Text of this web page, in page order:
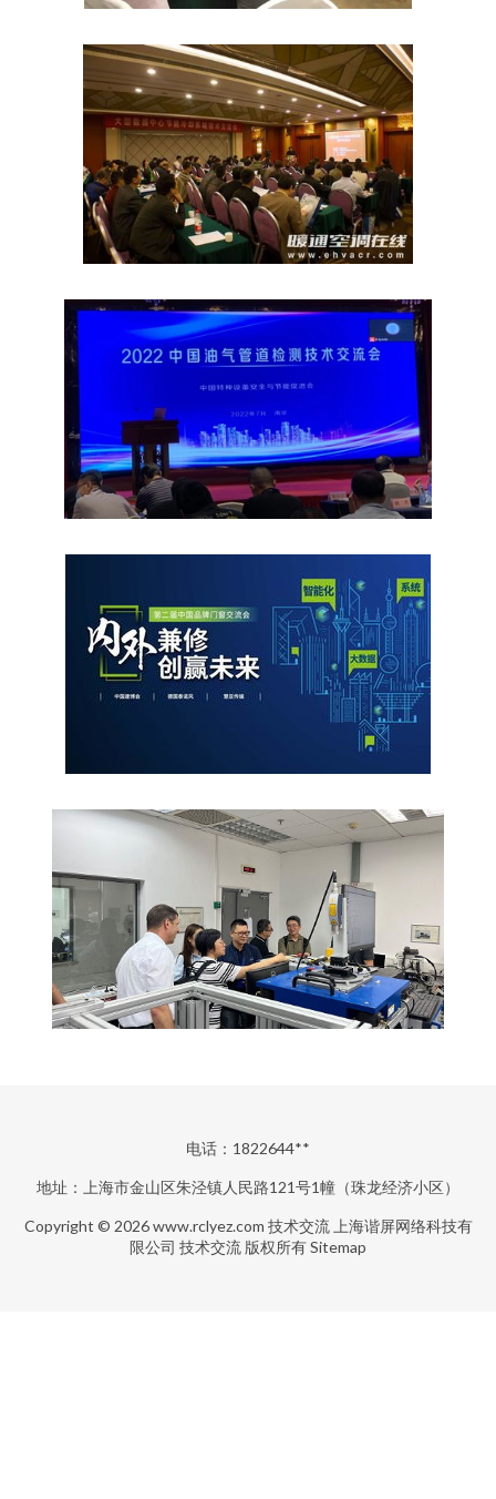
电话：1822644**
地址：上海市金山区朱泾镇人民路121号1幢（珠龙经济小区）
Copyright © 2026www.rclyez.com 技术交流 上海谐屏网络科技有
限公司 技术交流 版权所有Sitemap